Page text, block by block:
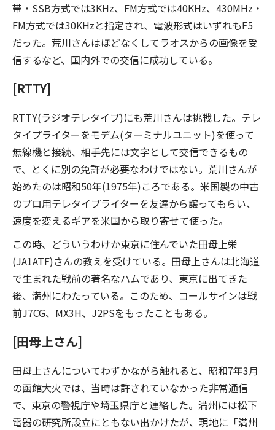
帯・SSB方式では3KHz、FM方式では40KHz、430MHz・
FM方式では30KHzと指定され、電波形式はいずれもF5
だった。荒川さんはほどなくしてラオスからの画像を受
信するなど、国内外での交信に成功している。
[RTTY]
RTTY(ラジオテレタイプ)にも荒川さんは挑戦した。テレ
タイプライターをモデム(ターミナルユニット)を使って
無線機と接続、相手先には文字として交信できるもの
で、とくに別の免許が必要なわけではない。荒川さんが
始めたのは昭和50年(1975年)ころである。米国製の中古
のプロ用テレタイプライターを友達から譲ってもらい、
速度を変えるギアを米国から取り寄せて使った。
この時、どういうわけか東京に住んでいた田母上栄
(JA1ATF)さんの教えを受けている。田母上さんは北海道
で生まれた戦前の著名なハムであり、東京に出てきた
後、満州にわたっている。このため、コールサインは戦
前J7CG、MX3H、J2PSをもったこともある。
[田母上さん]
田母上さんについてわずかながら触れると、昭和7年3月
の函館大火では、当時は許されていなかった非常通信
で、東京の警視庁や埼玉県庁と連絡した。満州には松下
電器の研究所設立にともない出かけたが、現地に「満州